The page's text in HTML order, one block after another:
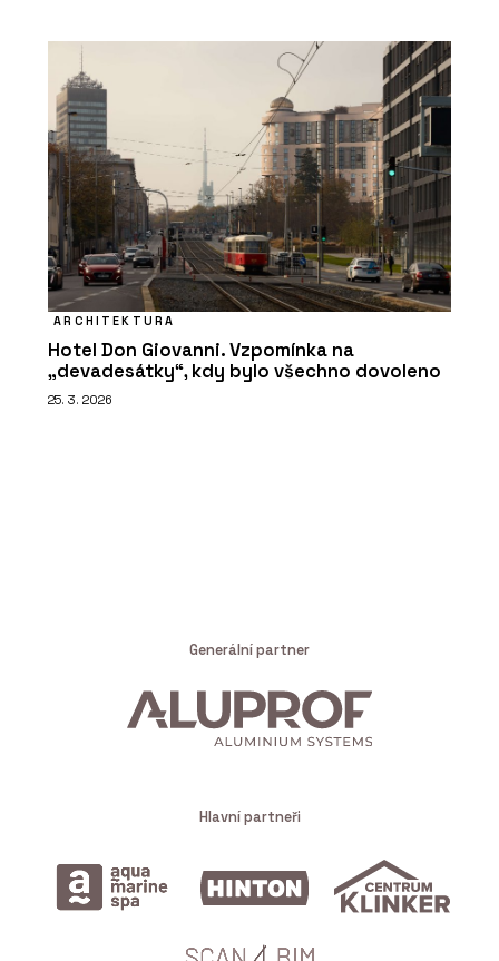
ARCHITEKTURA
Hotel Don Giovanni. Vzpomínka na
„devadesátky“, kdy bylo všechno dovoleno
25. 3. 2026
Generální partner
Hlavní partneři